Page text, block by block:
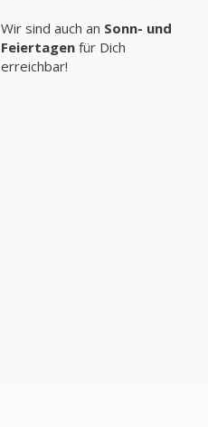
Wir sind auch an Sonn- und
Feiertagen für Dich
erreichbar!